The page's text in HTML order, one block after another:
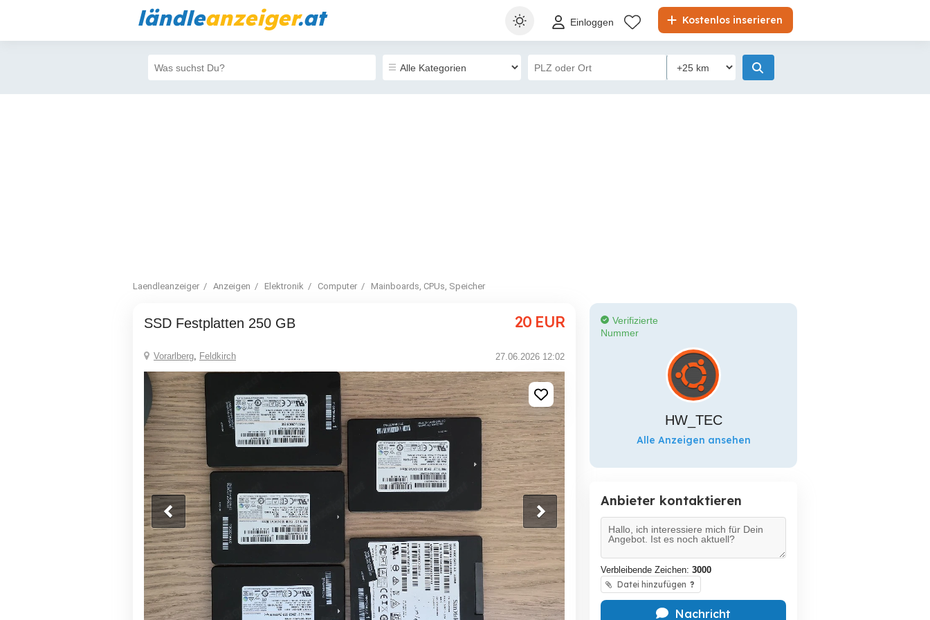
ländleanzeiger.at Kostenlos inserieren
Einloggen
Laendleanzeiger Anzeigen Elektronik Computer Mainboards, CPUs, Speicher
SSD Festplatten 250 GB 20 EUR
Vorarlberg, Feldkirch 27.06.2026 12:02
Verifizierte
Nummer
HW_TEC
Alle Anzeigen ansehen
Anbieter kontaktieren
Verbleibende Zeichen: 3000
Datei hinzufügen ?
Nachricht